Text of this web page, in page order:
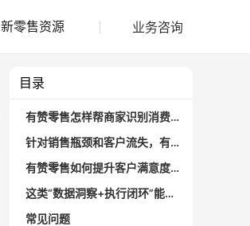
新零售资源 业务咨询
目录
有赞零售怎样帮商家识别消费者痛点？
针对销售瓶颈和客户流失，有赞零售有哪些解决方案？
有赞零售如何提升客户满意度与转化率？
这类“数据洞察+执行闭环”能力有何实际价值？
常见问题